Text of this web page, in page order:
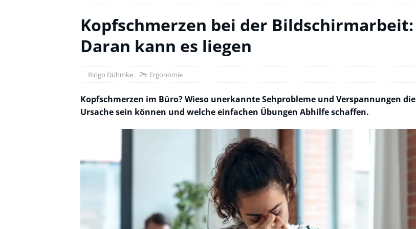
Kopfschmerzen bei der Bildschirmarbeit:
Daran kann es liegen
Ringo Dühmke Ergonomie
Kopfschmerzen im Büro? Wieso unerkannte Sehprobleme und Verspannungen die
Ursache sein können und welche einfachen Übungen Abhilfe schaffen.